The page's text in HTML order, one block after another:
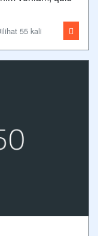
55 kali